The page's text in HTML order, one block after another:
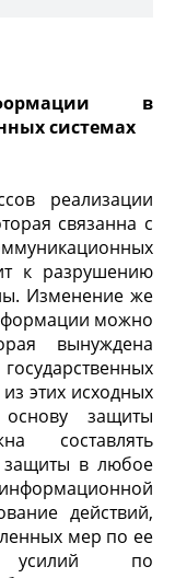
в
системах
реализации
связанна с
к разрушению
Изменение же
можно
вынуждена
этих исходных
защиты
составлять
защиты в любое
действий,
мер по ее
усилий по